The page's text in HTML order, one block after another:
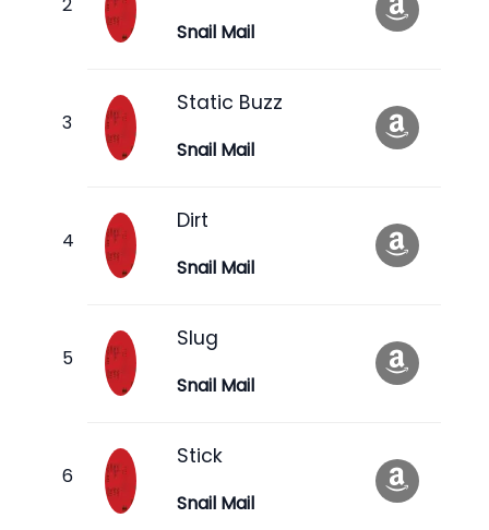
Snail Mail
Static Buzz
Snail Mail
Dirt
Snail Mail
Slug
Snail Mail
Stick
Snail Mail